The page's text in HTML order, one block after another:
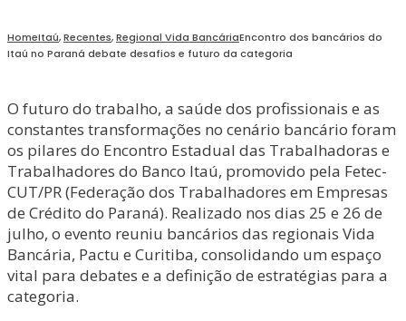
HomeItaú,Recentes,Regional Vida BancáriaEncontro dos bancários do
Itaú no Paraná debate desafios e futuro da categoria
O futuro do trabalho, a saúde dos profissionais e as
constantes transformações no cenário bancário foram
os pilares do Encontro Estadual das Trabalhadoras e
Trabalhadores do Banco Itaú, promovido pela Fetec-
CUT/PR (Federação dos Trabalhadores em Empresas
de Crédito do Paraná). Realizado nos dias 25 e 26 de
julho, o evento reuniu bancários das regionais Vida
Bancária, Pactu e Curitiba, consolidando um espaço
vital para debates e a definição de estratégias para a
categoria.